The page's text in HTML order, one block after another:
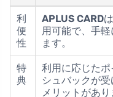
利
便
性
APLUS CARD
用可能で、手
ます。
特
典
利用に応じた
シュバックが
メリットがあり